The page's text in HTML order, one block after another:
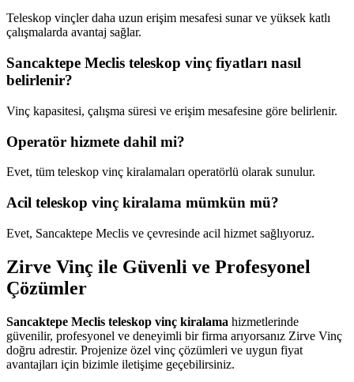
Teleskop vinçler daha uzun erişim mesafesi sunar ve yüksek katlı
çalışmalarda avantaj sağlar.
Sancaktepe Meclis teleskop vinç fiyatları nasıl
belirlenir?
Vinç kapasitesi, çalışma süresi ve erişim mesafesine göre belirlenir.
Operatör hizmete dahil mi?
Evet, tüm teleskop vinç kiralamaları operatörlü olarak sunulur.
Acil teleskop vinç kiralama mümkün mü?
Evet, Sancaktepe Meclis ve çevresinde acil hizmet sağlıyoruz.
Zirve Vinç ile Güvenli ve Profesyonel
Çözümler
Sancaktepe Meclis teleskop vinç kiralama hizmetlerinde
güvenilir, profesyonel ve deneyimli bir firma arıyorsanız Zirve Vinç
doğru adrestir. Projenize özel vinç çözümleri ve uygun fiyat
avantajları için bizimle iletişime geçebilirsiniz.